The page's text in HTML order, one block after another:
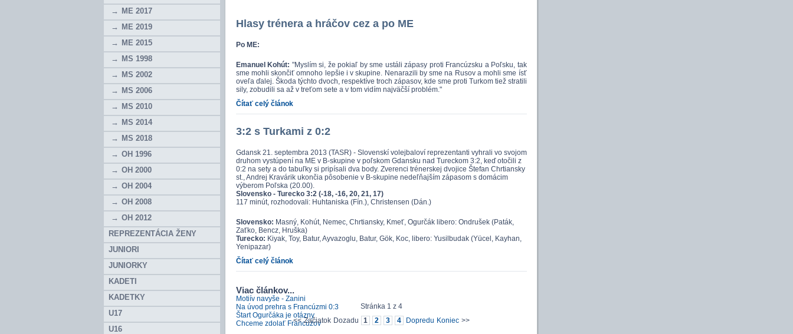
ME 2017
ME 2019
ME 2015
MS 1998
MS 2002
MS 2006
MS 2010
MS 2014
MS 2018
OH 1996
OH 2000
OH 2004
OH 2008
OH 2012
REPREZENTÁCIA ŽENY
JUNIORI
JUNIORKY
KADETI
KADETKY
U17
U16
Hlasy trénera a hráčov cez a po ME
Po ME:
Emanuel Kohút: "Myslím si, že pokiaľ by sme ustáli zápasy proti Francúzsku a Poľsku, tak
sme mohli skončiť omnoho lepšie i v skupine. Nenarazili by sme na Rusov a mohli sme ísť
oveľa ďalej. Škoda týchto dvoch, respektíve troch zápasov, kde sme proti Turkom tiež stratili
sily, zobudili sa až v treťom sete a v tom vidím najväčší problém."
Čítať celý článok
3:2 s Turkami z 0:2
Gdansk 21. septembra 2013 (TASR) - Slovenskí volejbaloví reprezentanti vyhrali vo svojom
druhom vystúpení na ME v B-skupine v poľskom Gdansku nad Tureckom 3:2, keď otočili z
0:2 na sety a do tabuľky si pripísali dva body. Zverenci trénerskej dvojice Štefan Chrtiansky
st., Andrej Kravárik ukončia pôsobenie v B-skupine nedeľňajším zápasom s domácim
výberom Poľska (20.00).
Slovensko - Turecko 3:2 (-18, -16, 20, 21, 17)
117 minút, rozhodovali: Huhtaniska (Fín.), Christensen (Dán.)
Slovensko: Masný, Kohút, Nemec, Chrtiansky, Kmeť, Ogurčák libero: Ondrušek (Paták,
Zaťko, Bencz, Hruška)
Turecko: Kiyak, Toy, Batur, Ayvazoglu, Batur, Gök, Koc, libero: Yusilbudak (Yücel, Kayhan,
Yenipazar)
Čítať celý článok
Viac článkov...
Motiív navyše - Zanini
Na úvod prehra s Francúzmi 0:3
Štart Ogurčáka je otázny
Chceme zdolať Francúzov
Stránka 1 z 4
<< Začiatok Dozadu 1 2 3 4 Dopredu Koniec >>